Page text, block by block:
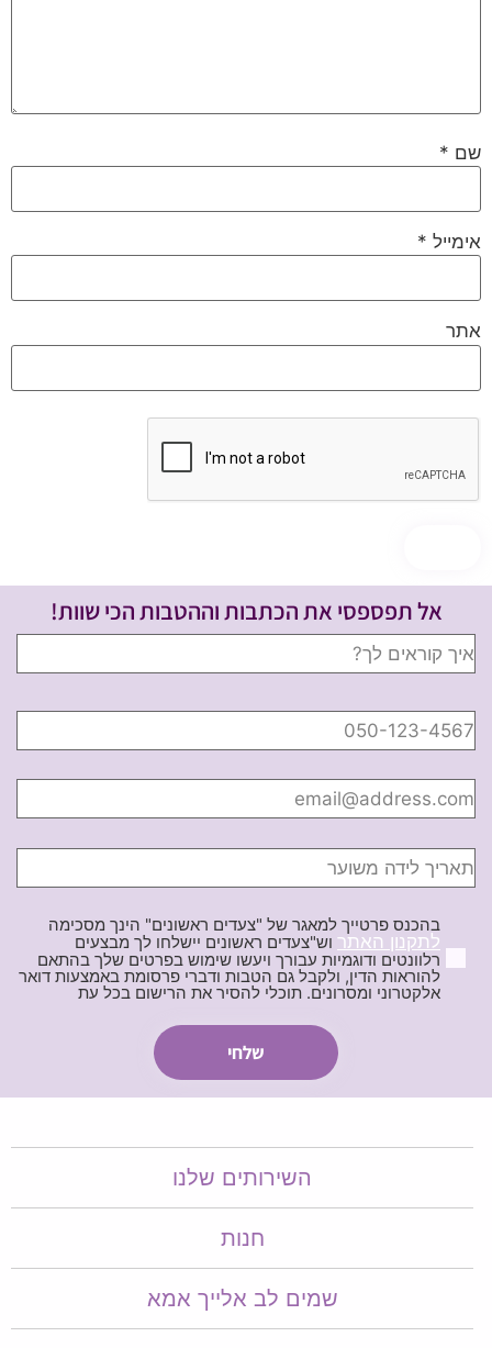
שם *
אימייל *
אתר
אל תפספסי את הכתבות וההטבות הכי שוות!
בהכנס פרטייך למאגר של "צעדים ראשונים" הינך מסכימה
לתקנון האתר וש"צעדים ראשונים יישלחו לך מבצעים
רלוונטים ודוגמיות עבורך ויעשו שימוש בפרטים שלך בהתאם
להוראות הדין, ולקבל גם הטבות ודברי פרסומת באמצעות דואר
אלקטרוני ומסרונים. תוכלי להסיר את הרישום בכל עת
השירותים שלנו
חנות
שמים לב אלייך אמא​​